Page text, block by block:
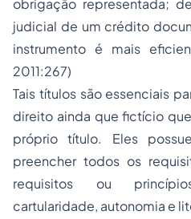
obrigação representada;
judicial de um crédito
instrumento é mais
2011:267)
Tais títulos são essenciais
direito ainda que fictício
próprio título. Eles
preencher todos os
requisitos ou
cartularidade, autonomia e